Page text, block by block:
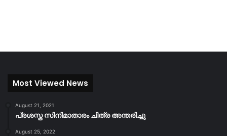
Most Viewed News
August 21, 2021
പ്രശസ്ത സിനിമാതാരം ചിത്ര അന്തരിച്ചു
August 25, 2022